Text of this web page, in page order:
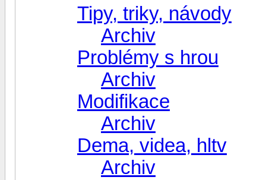
Tipy, triky, návody
Archiv
Problémy s hrou
Archiv
Modifikace
Archiv
Dema, videa, hltv
Archiv